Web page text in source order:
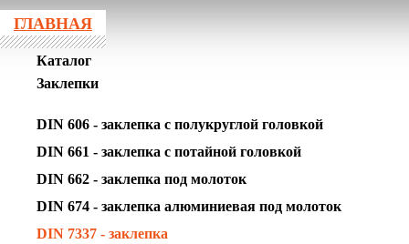
ГЛАВНАЯ
Каталог
Заклепки
DIN 606 - заклепка с полукруглой головкой
DIN 661 - заклепка с потайной головкой
DIN 662 - заклепка под молоток
DIN 674 - заклепка алюминиевая под молоток
DIN 7337 - заклепка